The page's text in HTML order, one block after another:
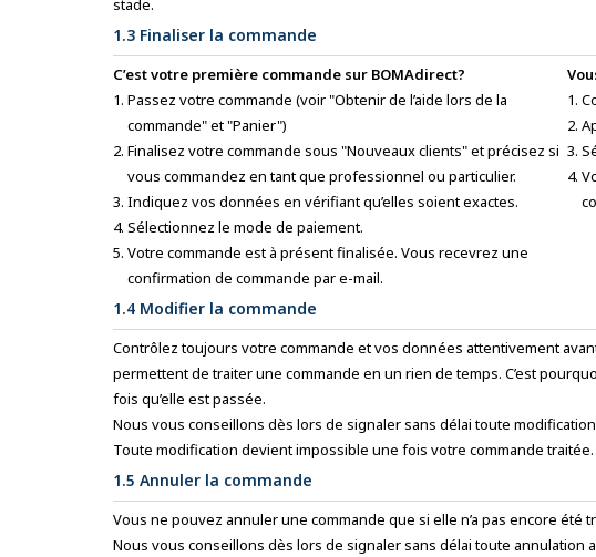
stade.
1.3 Finaliser la commande
C’est votre première commande sur BOMAdirect?
Passez votre commande (voir "Obtenir de l’aide lors de la
commande" et "Panier")
Finalisez votre commande sous "Nouveaux clients" et précisez si
vous commandez en tant que professionnel ou particulier.
Indiquez vos données en vérifiant qu’elles soient exactes.
Sélectionnez le mode de paiement.
Votre commande est à présent finalisée. Vous recevrez une
confirmation de commande par e-mail.
1.4 Modifier la commande
Contrôlez toujours votre commande et vos données attentivement
permettent de traiter une commande en un rien de temps. C’est
fois qu’elle est passée.
Nous vous conseillons dès lors de signaler sans délai toute
Toute modification devient impossible une fois votre commande traitée.
1.5 Annuler la commande
Vous ne pouvez annuler une commande que si elle n’a pas encore été
Nous vous conseillons dès lors de signaler sans délai toute annulation